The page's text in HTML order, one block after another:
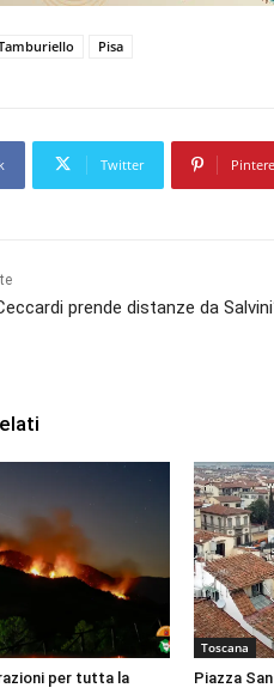
Pisa
Twitter
prende distanze da
per tutta la
Toscana
Piazza